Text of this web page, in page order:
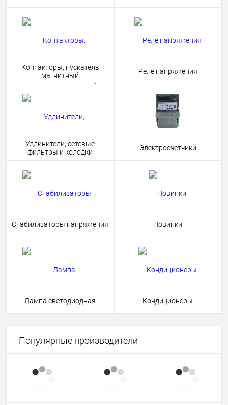
Контакторы, пускатель
магнитный
Реле напряжения
Удлинители, сетевые
фильтры и колодки
Электросчетчики
Стабилизаторы напряжения Новинки
Лампа светодиодная Кондиционеры
Популярные производители